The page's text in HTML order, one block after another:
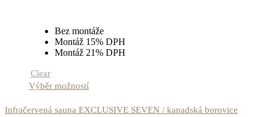
Bez montáže
Montáž 15% DPH
Montáž 21% DPH
Clear
Výběr možností
Infračervená sauna EXCLUSIVE SEVEN / kanadská borovice